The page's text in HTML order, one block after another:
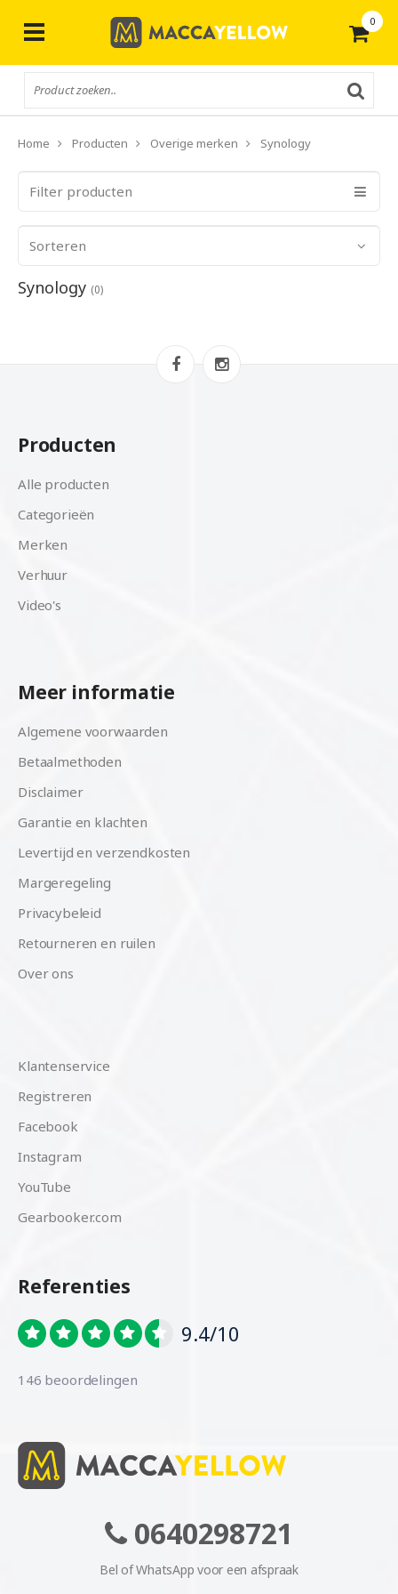
0
Home Producten Overige merken Synology
Filter producten
Sorteren
Synology (0)
Producten
Alle producten
Categorieën
Merken
Verhuur
Video's
Meer informatie
Algemene voorwaarden
Betaalmethoden
Disclaimer
Garantie en klachten
Levertijd en verzendkosten
Margeregeling
Privacybeleid
Retourneren en ruilen
Over ons
Klantenservice
Registreren
Facebook
Instagram
YouTube
Gearbooker.com
Referenties
9.4/10
146 beoordelingen
0640298721
Bel of WhatsApp voor een afspraak